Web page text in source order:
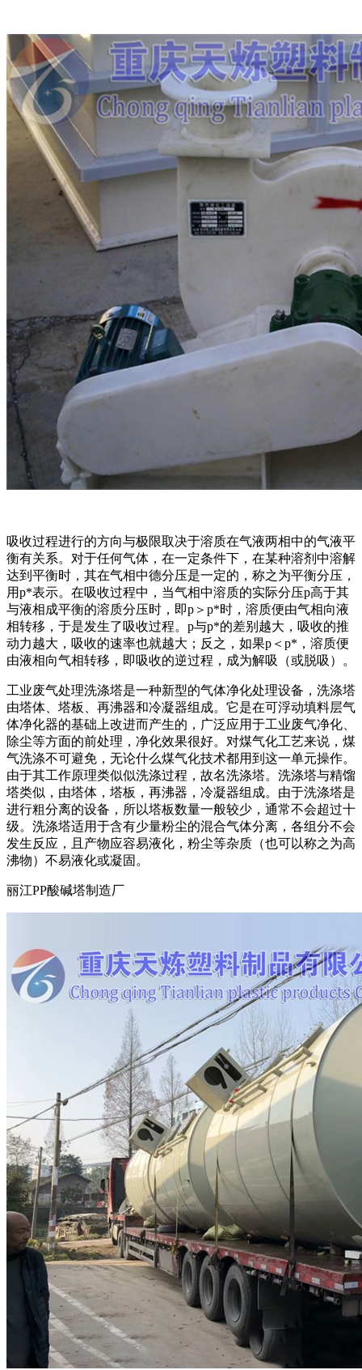
吸收过程进行的方向与极限取决于溶质在气液两相中的气液平
衡有关系。对于任何气体，在一定条件下，在某种溶剂中溶解
达到平衡时，其在气相中德分压是一定的，称之为平衡分压，
用p*表示。在吸收过程中，当气相中溶质的实际分压p高于其
与液相成平衡的溶质分压时，即p＞p*时，溶质便由气相向液
相转移，于是发生了吸收过程。p与p*的差别越大，吸收的推
动力越大，吸收的速率也就越大；反之，如果p＜p*，溶质便
由液相向气相转移，即吸收的逆过程，成为解吸（或脱吸）。
工业废气处理洗涤塔是一种新型的气体净化处理设备，洗涤塔
由塔体、塔板、再沸器和冷凝器组成。它是在可浮动填料层气
体净化器的基础上改进而产生的，广泛应用于工业废气净化、
除尘等方面的前处理，净化效果很好。对煤气化工艺来说，煤
气洗涤不可避免，无论什么煤气化技术都用到这一单元操作。
由于其工作原理类似似洗涤过程，故名洗涤塔。洗涤塔与精馏
塔类似，由塔体，塔板，再沸器，冷凝器组成。由于洗涤塔是
进行粗分离的设备，所以塔板数量一般较少，通常不会超过十
级。洗涤塔适用于含有少量粉尘的混合气体分离，各组分不会
发生反应，且产物应容易液化，粉尘等杂质（也可以称之为高
沸物）不易液化或凝固。
丽江PP酸碱塔制造厂